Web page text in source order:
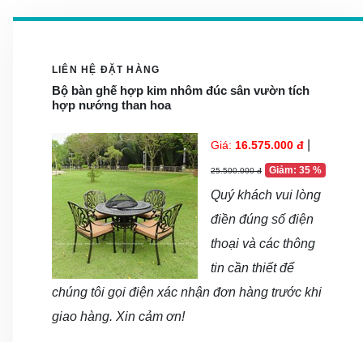
LIÊN HỆ ĐẶT HÀNG
Bộ bàn ghế hợp kim nhôm đúc sân vườn tích
hợp nướng than hoa
Giá: 16.575.000 đ
25.500.000 đ Giảm: 35 %
Quý khách vui lòng
điền đúng số điện
thoại và các thông
tin cần thiết để
chúng tôi gọi điện xác nhận đơn hàng trước khi
giao hàng. Xin cảm ơn!